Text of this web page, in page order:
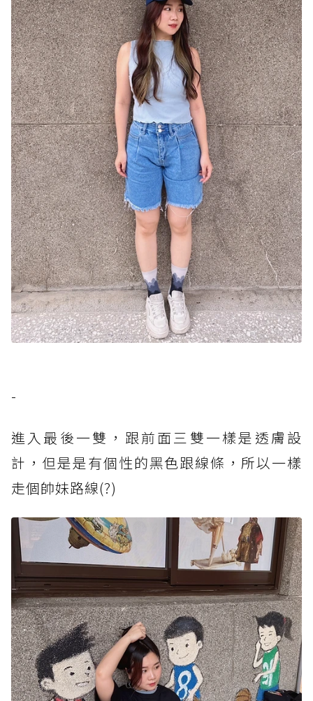
-
進入最後一雙，跟前面三雙一樣是透膚設
計，但是是有個性的黑色跟線條，所以一樣
走個帥妹路線(?)